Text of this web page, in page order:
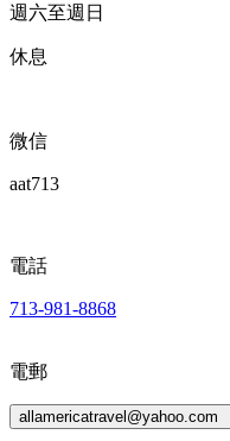
週六至週日
休息
微信
aat713
電話
713-981-8868
電郵
allamericatravel@yahoo.com